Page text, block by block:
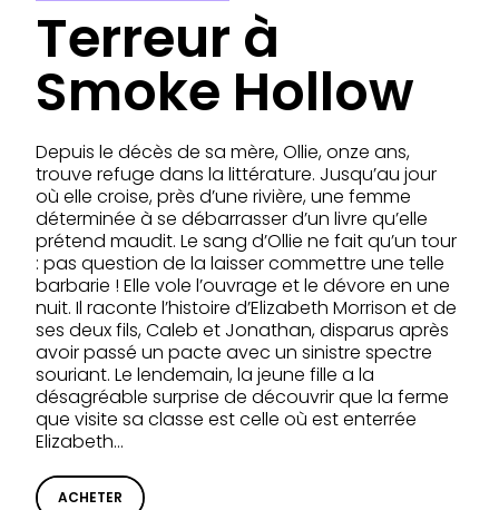
Terreur à
Smoke Hollow
Depuis le décès de sa mère, Ollie, onze ans,
trouve refuge dans la littérature. Jusqu’au jour
où elle croise, près d’une rivière, une femme
déterminée à se débarrasser d’un livre qu’elle
prétend maudit. Le sang d’Ollie ne fait qu’un tour
: pas question de la laisser commettre une telle
barbarie ! Elle vole l’ouvrage et le dévore en une
nuit. Il raconte l’histoire d’Elizabeth Morrison et de
ses deux fils, Caleb et Jonathan, disparus après
avoir passé un pacte avec un sinistre spectre
souriant. Le lendemain, la jeune fille a la
désagréable surprise de découvrir que la ferme
que visite sa classe est celle où est enterrée
Elizabeth…
ACHETER